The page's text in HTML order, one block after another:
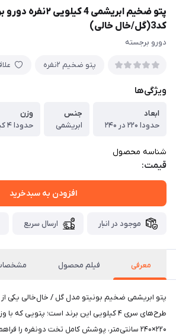
پتو ضخیم ابریشمی 4
کد3(گل/خال خالی)
دورو برجسته
پتو ضخیم ۲نفره
ویژگی‌ها
ابعاد
حدودا ۲۲۰ در ۲۴۰
جنس
ابریشمی
وزن
حدودا ۴ کیلوگرم
شناسه محصول
قیمت:
افزودن به سبدخرید
موجود در انبار ارسال سریع
معرفی فیلم محصول
پتو ابریشمی ضخیم بونیتو مدل گل / خال‌خالی یکی از
۲۲۰×۲۴۰ سانتی‌متر، پوشش کامل تخت دونفره را